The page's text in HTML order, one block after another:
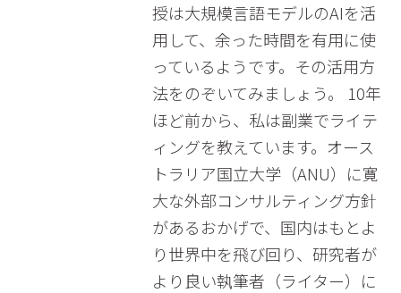
授は大規模言語モデルのAIを活
用して、余った時間を有用に使
っているようです。その活用方
法をのぞいてみましょう。 10年
ほど前から、私は副業でライテ
ィングを教えています。オース
トラリア国立大学（ANU）に寛
大な外部コンサルティング方針
があるおかげで、国内はもとよ
り世界中を飛び回り、研究者が
より良い執筆者（ライター）に